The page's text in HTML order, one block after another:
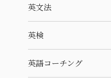
英文法
英検
英語コーチング